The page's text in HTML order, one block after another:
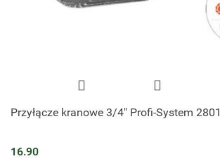
Przyłącze kranowe 3/4" Profi-System 2801
16.90